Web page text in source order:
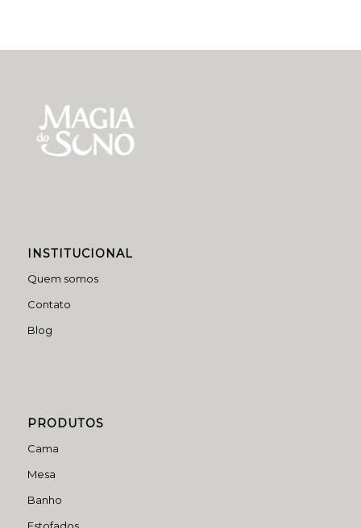
INSTITUCIONAL
Quem somos
Contato
Blog
PRODUTOS
Cama
Mesa
Banho